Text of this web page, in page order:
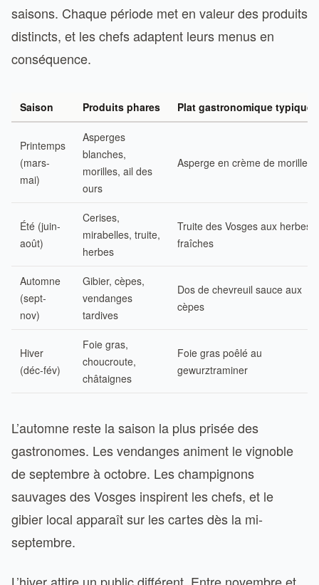
saisons. Chaque période met en valeur des produits
distincts, et les chefs adaptent leurs menus en
conséquence.
Saison Produits phares Plat gastronomique typique
Printemps
(mars-
mai)
Asperges
blanches,
morilles, ail des
ours
Asperge en crème de morilles
Été (juin-
août)
Cerises,
mirabelles, truite,
herbes
Truite des Vosges aux herbes
fraîches
Automne
(sept-
nov)
Gibier, cèpes,
vendanges
tardives
Dos de chevreuil sauce aux
cèpes
Hiver
(déc-fév)
Foie gras,
choucroute,
châtaignes
Foie gras poêlé au
gewurztraminer
L’automne reste la saison la plus prisée des
gastronomes. Les vendanges animent le vignoble
de septembre à octobre. Les champignons
sauvages des Vosges inspirent les chefs, et le
gibier local apparaît sur les cartes dès la mi-
septembre.